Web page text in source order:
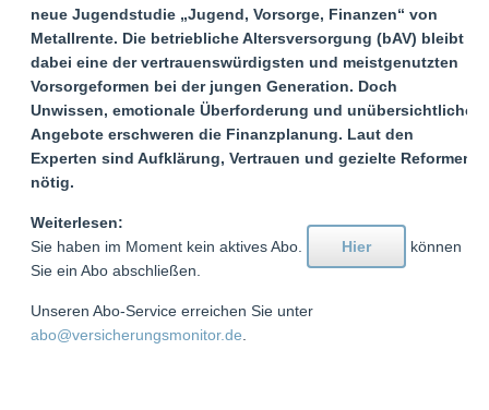
neue Jugendstudie „Jugend, Vorsorge, Finanzen“ von
Metallrente. Die betriebliche Altersversorgung (bAV) bleibt
dabei eine der vertrauenswürdigsten und meistgenutzten
Vorsorgeformen bei der jungen Generation. Doch
Unwissen, emotionale Überforderung und unübersichtliche
Angebote erschweren die Finanzplanung. Laut den
Experten sind Aufklärung, Vertrauen und gezielte Reformen
nötig.
Weiterlesen:
Sie haben im Moment kein aktives Abo.
Hier
können
Sie ein Abo abschließen.
Unseren Abo-Service erreichen Sie unter
abo@versicherungsmonitor.de